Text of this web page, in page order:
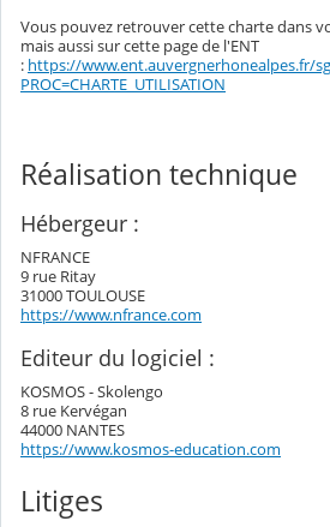
Vous pouvez retrouver cette charte dans
mais aussi sur cette page de l'ENT
: https://www.ent.auvergnerhonealpes.fr/
PROC=CHARTE_UTILISATION
Réalisation technique
Hébergeur :
NFRANCE
9 rue Ritay
31000 TOULOUSE
https://www.nfrance.com
Editeur du logiciel :
KOSMOS - Skolengo
8 rue Kervégan
44000 NANTES
https://www.kosmos-education.com
Litiges